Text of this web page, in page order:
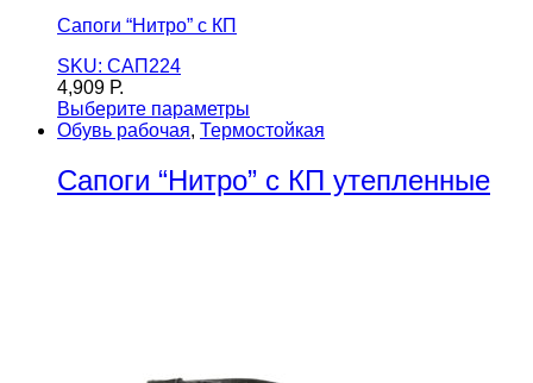
Сапоги “Нитро” с КП
SKU: САП224
4,909 Р.
Выберите параметры
Обувь рабочая, Термостойкая
Сапоги “Нитро” с КП утепленные